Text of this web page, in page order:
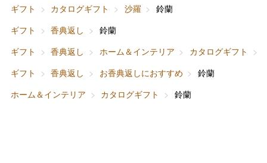
ギフト
カタログギフト 沙羅
鈴蘭
ギフト
香典返し
鈴蘭
ギフト
香典返し ホーム＆インテリア カタログギフト
ギフト
香典返し お香典返しにおすすめ
鈴蘭
ホーム＆インテリア
カタログギフト 鈴蘭
ファッション
ホーム＆インテリア
ベビー＆キッズ
出産内祝い
結婚内祝い
お香典返し
快気祝い
父の日
お中元
敬老の日